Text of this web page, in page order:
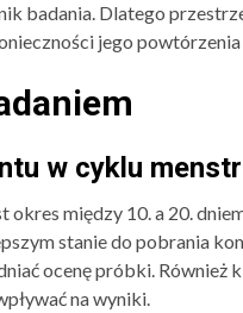
badania. Dlatego
jego
w cyklu
między 10. a 20.
stanie do pobrania
ocenę próbki. Również
na wyniki.